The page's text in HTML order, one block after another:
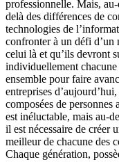
professionnelle. Mais,
delà des différences de
technologies de
confronter à un défi d’un
celui là et qu’ils devront
individuellement
ensemble pour faire
entreprises
composées de
est inéluctable, mais au-
il est nécessaire de créer
meilleur de chacune des
Chaque génération,